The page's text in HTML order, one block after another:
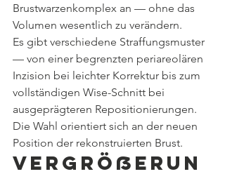
Brustwarzenkomplex an — ohne das
Volumen wesentlich zu verändern.
Es gibt verschiedene Straffungsmuster
— von einer begrenzten periareolären
Inzision bei leichter Korrektur bis zum
vollständigen Wise-Schnitt bei
ausgeprägteren Repositionierungen.
Die Wahl orientiert sich an der neuen
Position der rekonstruierten Brust.
Vergrößerun